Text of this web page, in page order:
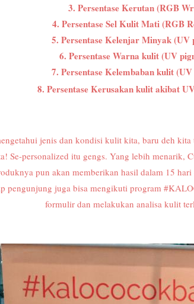
3. Persentase Kerutan (RGB
4. Persentase Sel Kulit Mati (RGB
5. Persentase Kelenjar Minyak
6. Persentase Warna kulit (UV
7. Persentase Kelembaban kulit
8. Persentase Kerusakan kulit akibat
jenis dan kondisi kulit kita, baru deh
Se-personalized itu gengs. Yang lebih menarik,
pun akan memberikan hasil dalam 15
pengunjung juga bisa mengikuti program
formulir dan melakukan analisa kulit